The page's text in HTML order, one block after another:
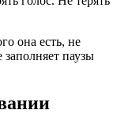
она есть, не
паузы